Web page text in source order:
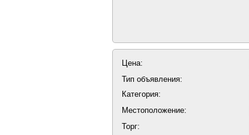
Цена:
Тип объявления:
Категория:
Местоположение:
Торг: